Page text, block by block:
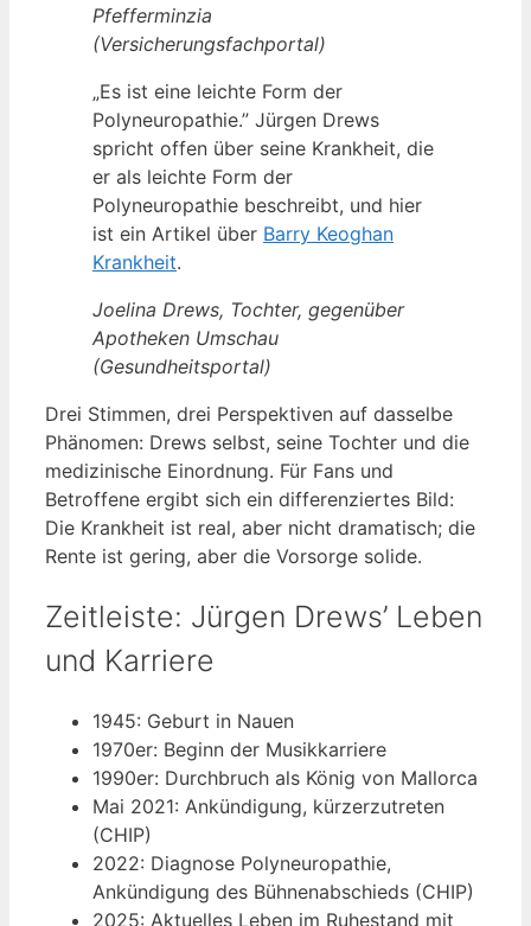
Pfefferminzia
(Versicherungsfachportal)
„Es ist eine leichte Form der
Polyneuropathie.” Jürgen Drews
spricht offen über seine Krankheit, die
er als leichte Form der
Polyneuropathie beschreibt, und hier
ist ein Artikel über Barry Keoghan
Krankheit.
Joelina Drews, Tochter, gegenüber
Apotheken Umschau
(Gesundheitsportal)
Drei Stimmen, drei Perspektiven auf dasselbe
Phänomen: Drews selbst, seine Tochter und die
medizinische Einordnung. Für Fans und
Betroffene ergibt sich ein differenziertes Bild:
Die Krankheit ist real, aber nicht dramatisch; die
Rente ist gering, aber die Vorsorge solide.
Zeitleiste: Jürgen Drews’ Leben
und Karriere
1945: Geburt in Nauen
1970er: Beginn der Musikkarriere
1990er: Durchbruch als König von Mallorca
Mai 2021: Ankündigung, kürzerzutreten
(CHIP)
2022: Diagnose Polyneuropathie,
Ankündigung des Bühnenabschieds (CHIP)
2025: Aktuelles Leben im Ruhestand mit